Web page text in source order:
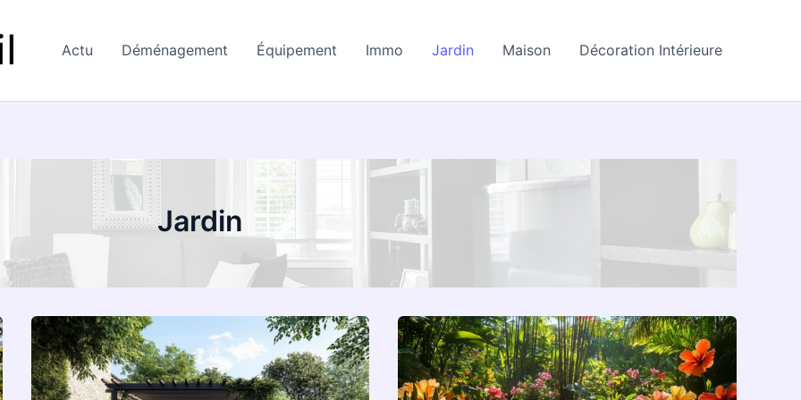
Actu Déménagement Équipement Immo Jardin Maison Décoration Intérieure
Jardin
Pourquoi
choisir
une
pergola
Comment
trouver
le
meilleur